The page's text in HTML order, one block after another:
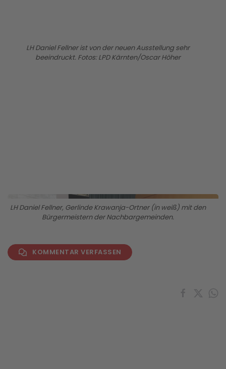
LH Daniel Fellner ist von der neuen Ausstellung sehr
beeindruckt. Fotos: LPD Kärnten/Oscar Höher
LH Daniel Fellner, Gerlinde Krawanja-Ortner (in weiß) mit den
Bürgermeistern der Nachbargemeinden.
KOMMENTAR VERFASSEN